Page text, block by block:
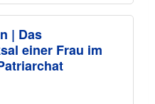
| Das
einer Frau im